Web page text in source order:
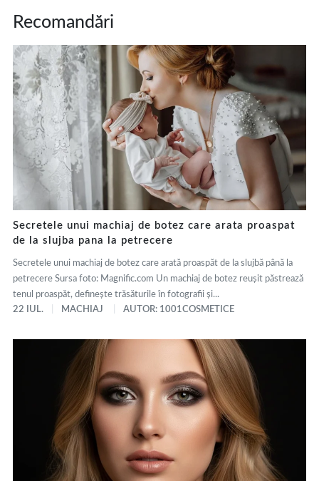
Recomandări
Secretele unui machiaj de botez care arata proaspat
de la slujba pana la petrecere
Secretele unui machiaj de botez care arată proaspăt de la slujbă până la
petrecere Sursa foto: Magnific.com Un machiaj de botez reușit păstrează
tenul proaspăt, definește trăsăturile în fotografii și...
22 IUL.
MACHIAJ AUTOR: 1001COSMETICE